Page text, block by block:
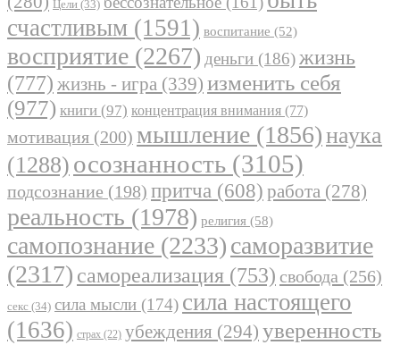
Цели (33)
счастливым (1591) воспитание (52)
восприятие (2267) деньги (186)жизнь
(777) жизнь - игра (339) изменить себя
(977) книги (97) концентрация внимания (77)
мотивация (200) мышление (1856)наука
(1288) осознанность (3105)
подсознание (198) притча (608) работа (278)
реальность (1978) религия (58)
самопознание (2233)саморазвитие
(2317) самореализация (753) свобода (256)
секс (34) сила мысли (174) сила настоящего
(1636) страх (22) убеждения (294) уверенность